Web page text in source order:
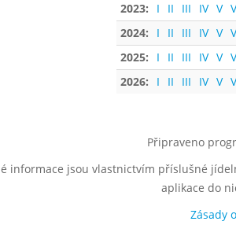
2023:
I II III IV V
2024:
I II III IV V
2025:
I II III IV V
2026:
I II III IV V
Připraveno
informace jsou vlastnictvím příslušné
aplikace do
Zásady